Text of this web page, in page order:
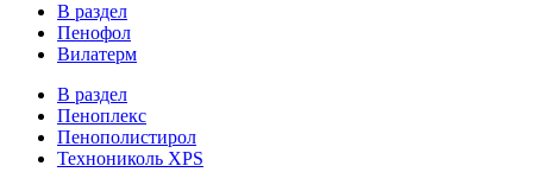
В раздел
Пенофол
Вилатерм
В раздел
Пеноплекс
Пенополистирол
Технониколь XPS